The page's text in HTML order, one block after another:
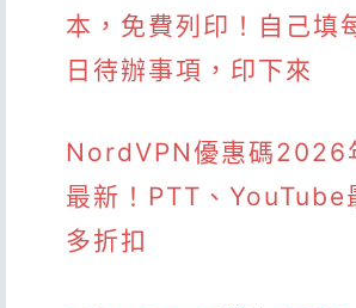
本，免費列印！自己填
日待辦事項，印下來
NordVPN優惠碼2026
最新！PTT、YouTube
多折扣